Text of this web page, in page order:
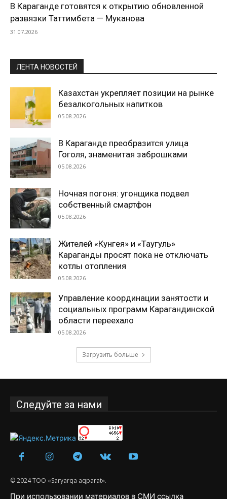
В Караганде готовятся к открытию обновленной
развязки Таттимбета — Муканова
31.07.2026
ЛЕНТА НОВОСТЕЙ
Казахстан укрепляет позиции на рынке
безалкогольных напитков
05.08.2026
В Караганде преобразится улица
Гоголя, знаменитая заброшками
05.08.2026
Ночная погоня: угонщика подвел
собственный смартфон
05.08.2026
Жителей «Кунгея» и «Таугуль»
Караганды просят пока не отключать
котлы отопления
05.08.2026
Управление координации занятости и
социальных программ Карагандинской
области переехало
05.08.2026
Загрузить больше
Следуйте за нами
© 2024 ТОО «Saryarqa aqparat».
При использовании материалов в СМИ ссылка